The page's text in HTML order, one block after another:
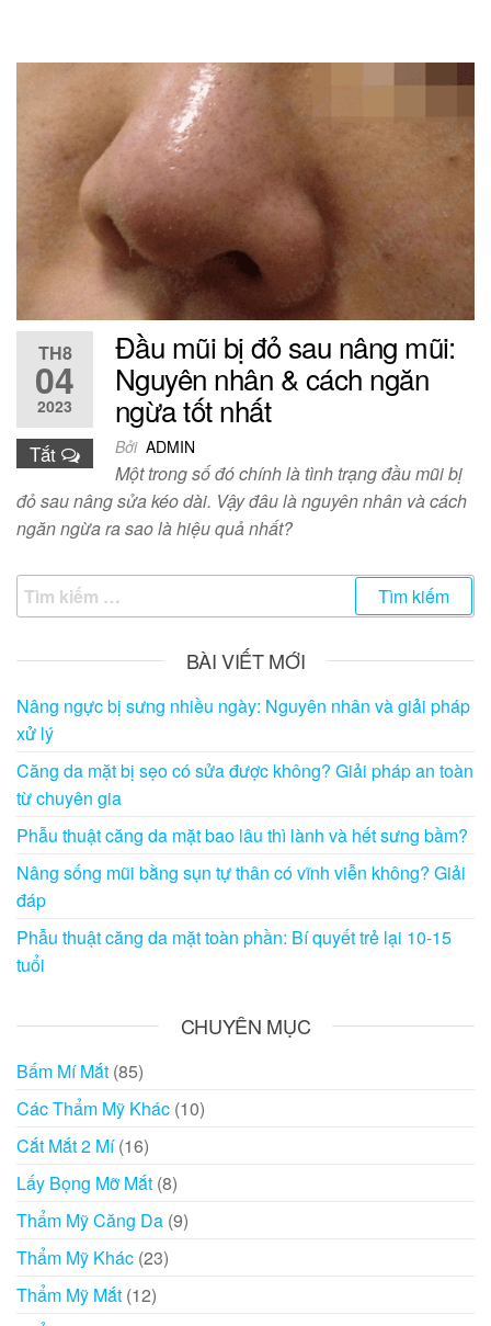
TH8
04
2023
Tắt
Đầu mũi bị đỏ sau nâng mũi:
Nguyên nhân & cách ngăn
ngừa tốt nhất
Bởi ADMIN
Một trong số đó chính là tình trạng đầu mũi bị
đỏ sau nâng sửa kéo dài. Vậy đâu là nguyên nhân và cách
ngăn ngừa ra sao là hiệu quả nhất?
Tìm
kiếm
BÀI VIẾT MỚI
Nâng ngực bị sưng nhiều ngày: Nguyên nhân và giải pháp
xử lý
Căng da mặt bị sẹo có sửa được không? Giải pháp an toàn
từ chuyên gia
Phẫu thuật căng da mặt bao lâu thì lành và hết sưng bầm?
Nâng sống mũi bằng sụn tự thân có vĩnh viễn không? Giải
đáp
Phẫu thuật căng da mặt toàn phần: Bí quyết trẻ lại 10-15
tuổi
CHUYÊN MỤC
Bấm Mí Mắt (85)
Các Thẩm Mỹ Khác (10)
Cắt Mắt 2 Mí(16)
Lấy Bọng Mỡ Mắt (8)
Thẩm Mỹ Căng Da (9)
Thẩm Mỹ Khác (23)
Thẩm Mỹ Mắt (12)